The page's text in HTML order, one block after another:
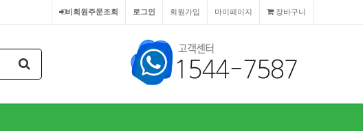
장바구니
마이페이지
회원가입
로그인
비회원주문조회